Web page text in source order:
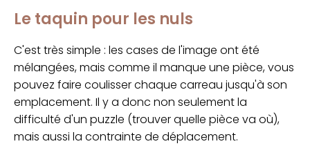
Le taquin pour les nuls
C'est très simple : les cases de l'image ont été
mélangées, mais comme il manque une pièce, vous
pouvez faire coulisser chaque carreau jusqu'à son
emplacement. Il y a donc non seulement la
difficulté d'un puzzle (trouver quelle pièce va où),
mais aussi la contrainte de déplacement.